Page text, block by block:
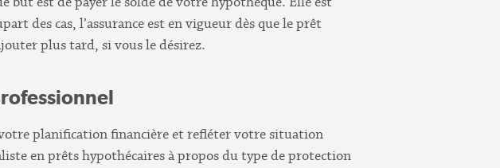
des cas, l’assurance est en vigueur dès que le prêt
plus tard, si vous le désirez.
planification financière et refléter votre situation
en prêts hypothécaires à propos du type de protection